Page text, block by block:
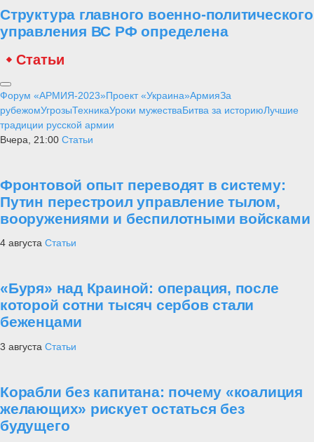
Структура главного военно-политического
управления ВС РФ определена
Статьи
Форум «АРМИЯ-2023»Проект «Украина»АрмияЗа
рубежомУгрозыТехникаУроки мужестваБитва за историюЛучшие
традиции русской армии
Вчера, 21:00 Статьи
Фронтовой опыт переводят в систему:
Путин перестроил управление тылом,
вооружениями и беспилотными войсками
4 августа Статьи
«Буря» над Краиной: операция, после
которой сотни тысяч сербов стали
беженцами
3 августа Статьи
Корабли без капитана: почему «коалиция
желающих» рискует остаться без
будущего